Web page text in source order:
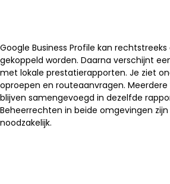
Google Business Profile kan rechtstreeks
gekoppeld worden. Daarna verschijnt
met lokale prestatierapporten. Je ziet
oproepen en routeaanvragen.
blijven samengevoegd in dezelfde
Beheerrechten in beide omgevingen
noodzakelijk.